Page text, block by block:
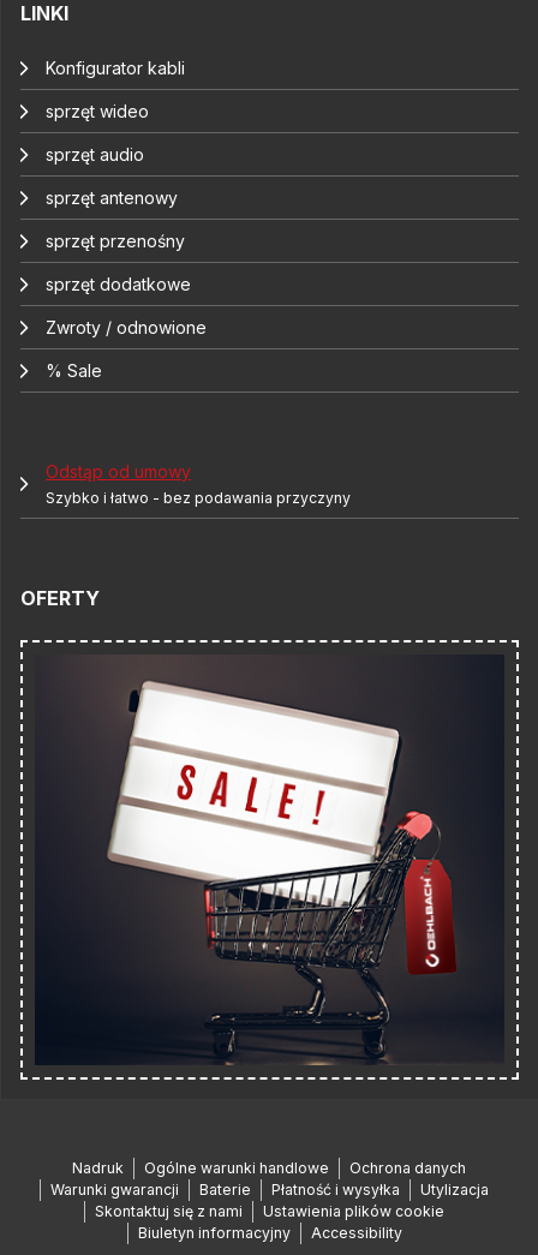
LINKI
Konfigurator kabli
sprzęt wideo
sprzęt audio
sprzęt antenowy
sprzęt przenośny
sprzęt dodatkowe
Zwroty / odnowione
% Sale
Odstąp od umowy
Szybko i łatwo - bez podawania przyczyny
OFERTY
Nadruk Ogólne warunki handlowe
Ochrona danych
Warunki gwarancji
Baterie Płatność i wysyłka
Utylizacja
Skontaktuj się z nami
Ustawienia plików cookie
Biuletyn informacyjny
Accessibility